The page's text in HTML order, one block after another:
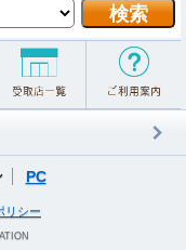
PC
リシー